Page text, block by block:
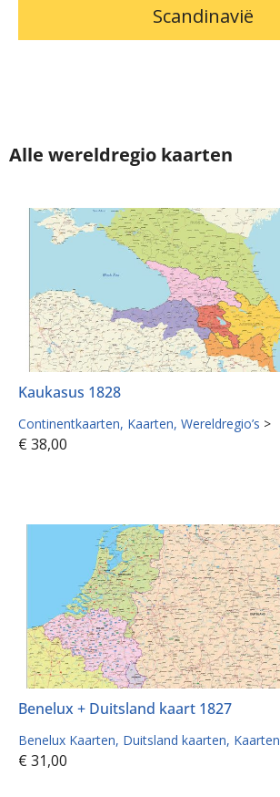
Scandinavië
Alle wereldregio kaarten
Kaukasus 1828
Continentkaarten Kaarten Wereldregio’s >
€ 38,00
Benelux + Duitsland kaart 1827
Benelux Kaarten Duitsland kaarten Kaarten
€ 31,00